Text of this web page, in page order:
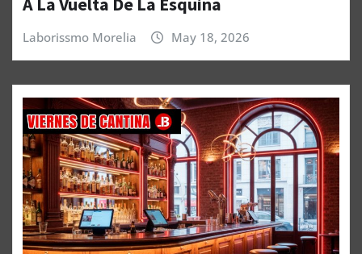
Laborissmo Morelia May 18, 2026